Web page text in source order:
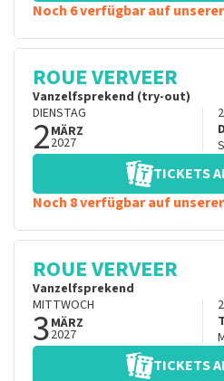
Noch 6 verfügbar auf
ROUE VERVEER
Vanzelfsprekend (try-out)
DIENSTAG
2MÄRZ
2027
TICKETS
Noch 8 verfügbar auf
ROUE VERVEER
Vanzelfsprekend
MITTWOCH
3MÄRZ
2027
TICKETS